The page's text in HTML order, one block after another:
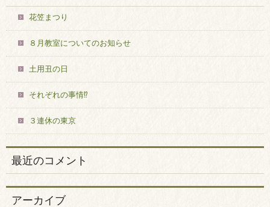
花笠まつり
８月教室についてのお知らせ
土用丑の日
それぞれの事情⁉
３連休の東京
最近のコメント
アーカイブ